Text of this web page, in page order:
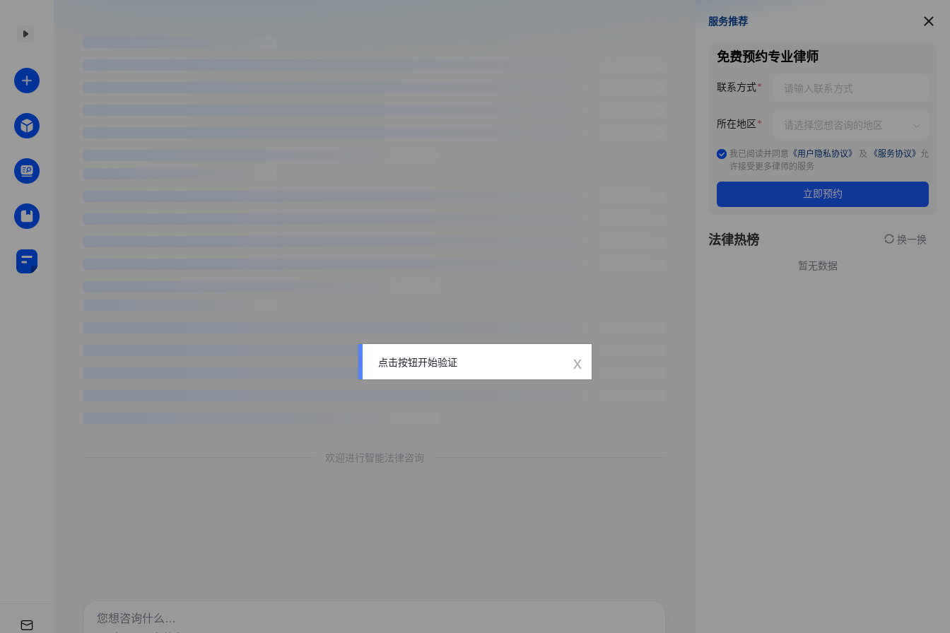
欢迎进行智能法律咨询
服务推荐
服务推荐
免费预约专业律师
联系方式
所在地区
我已阅读并同意 《用户隐私协议》 及 《服务协议》 允
许接受更多律师的服务
立即预约
法律热榜 换一换
暂无数据
点击按钮开始验证 x